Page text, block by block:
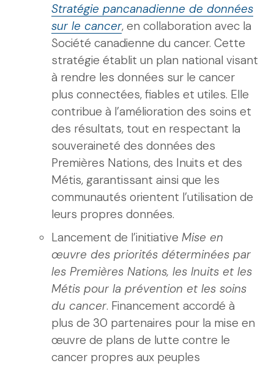
Stratégie pancanadienne de données
sur le cancer, en collaboration avec la
Société canadienne du cancer. Cette
stratégie établit un plan national visant
à rendre les données sur le cancer
plus connectées, fiables et utiles. Elle
contribue à l’amélioration des soins et
des résultats, tout en respectant la
souveraineté des données des
Premières Nations, des Inuits et des
Métis, garantissant ainsi que les
communautés orientent l’utilisation de
leurs propres données.
Lancement de l’initiative Mise en
œuvre des priorités déterminées par
les Premières Nations, les Inuits et les
Métis pour la prévention et les soins
du cancer. Financement accordé à
plus de 30 partenaires pour la mise en
œuvre de plans de lutte contre le
cancer propres aux peuples